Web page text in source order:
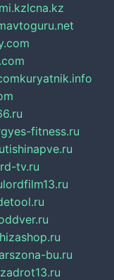
lcna.kz
avtoguru.net
kuryatnik.info
yes-fitness.ru
tishinapve.ru
tv.ru
lordfilm13.ru
bu.ru